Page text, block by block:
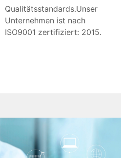
Qualitätsstandards.Unser
Unternehmen ist nach
ISO9001 zertifiziert: 2015.